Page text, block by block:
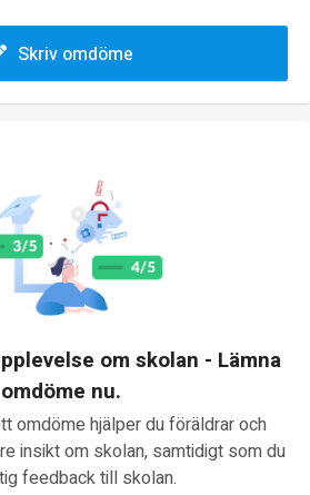
Skriv omdöme
om skolan - Lämna
omdöme nu.
omdöme hjälper du föräldrar och
insikt om skolan, samtidigt som du
feedback till skolan.